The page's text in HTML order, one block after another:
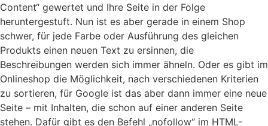
Content“ gewertet und Ihre Seite in der Folge
heruntergestuft. Nun ist es aber gerade in einem Shop
schwer, für jede Farbe oder Ausführung des gleichen
Produkts einen neuen Text zu ersinnen, die
Beschreibungen werden sich immer ähneln. Oder es gibt im
Onlineshop die Möglichkeit, nach verschiedenen Kriterien
zu sortieren, für Google ist das aber dann immer eine neue
Seite – mit Inhalten, die schon auf einer anderen Seite
stehen. Dafür gibt es den Befehl „nofollow“ im HTML-